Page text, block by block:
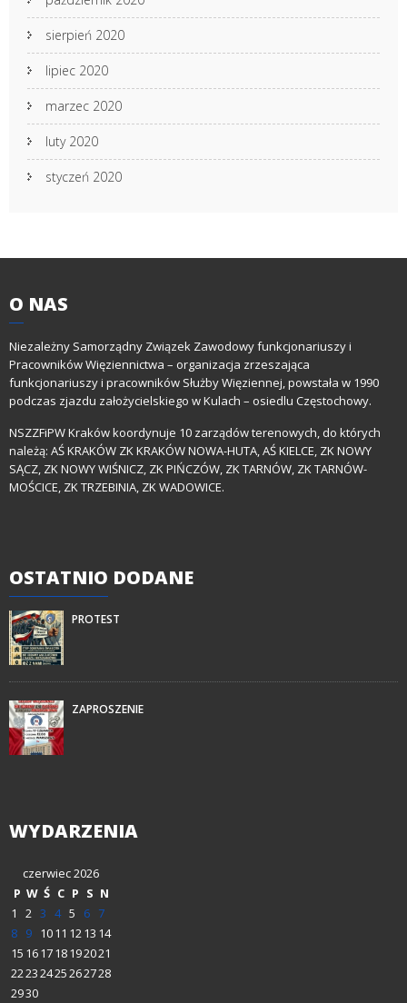
sierpień 2020
lipiec 2020
marzec 2020
luty 2020
styczeń 2020
O NAS
Niezależny Samorządny Związek Zawodowy funkcjonariuszy i
Pracowników Więziennictwa – organizacja zrzeszająca
funkcjonariuszy i pracowników Służby Więziennej, powstała w 1990
podczas zjazdu założycielskiego w Kulach – osiedlu Częstochowy.
NSZZFiPW Kraków koordynuje 10 zarządów terenowych, do których
należą: AŚ KRAKÓW ZK KRAKÓW NOWA-HUTA, AŚ KIELCE, ZK NOWY
SĄCZ, ZK NOWY WIŚNICZ, ZK PIŃCZÓW, ZK TARNÓW, ZK TARNÓW-
MOŚCICE, ZK TRZEBINIA, ZK WADOWICE.
OSTATNIO DODANE
PROTEST
ZAPROSZENIE
WYDARZENIA
czerwiec 2026
P W Ś C P S N
1
2 3 4 5 6 7
8 9 1011 1213 14
15 161718192021
22232425262728
2930